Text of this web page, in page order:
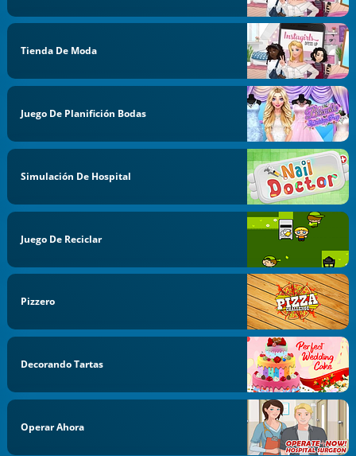
Tienda De Moda
Juego De Planifición Bodas
Simulación De Hospital
Juego De Reciclar
Pizzero
Decorando Tartas
Operar Ahora